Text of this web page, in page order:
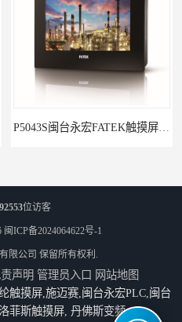
P5043S闽台永宏FATEK触摸屏华南区总代理
位访客
闽ICP备2024064622号-1
限公司 保留所有权利.
声明 管理员入口 网站地图
触摸屏,施迈赛,闽台永宏PLC,闽台
菲斯触摸屏, 丹佛斯变频